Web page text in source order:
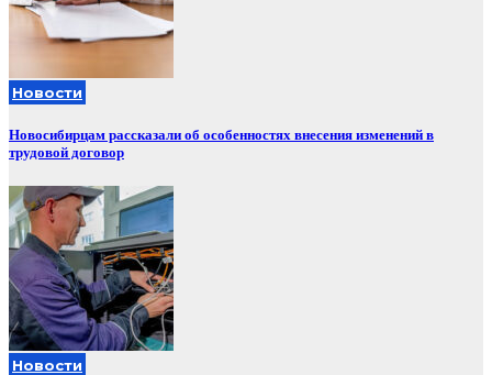
Новости
Новосибирцам рассказали об особенностях внесения изменений в
трудовой договор
Новости